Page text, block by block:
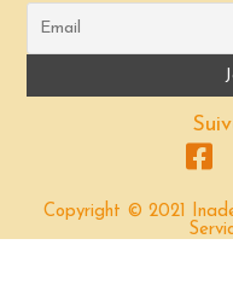
Copyright © 2021